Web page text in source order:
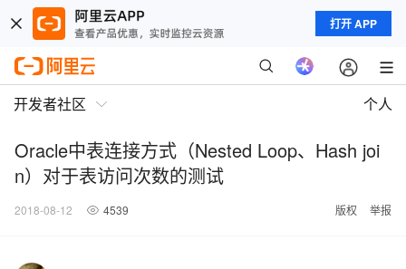
打开 APP
开发者社区 个人
Oracle中表连接方式（Nested Loop、Hash joi
n）对于表访问次数的测试
2018-08-12 4539 版权 举报